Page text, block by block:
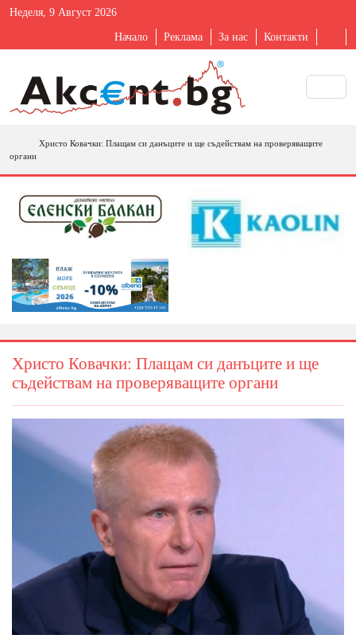
Неделя, 9 Август 2026
Начало Реклама За нас Контакти
Христо Ковачки: Плащам си данъците и ще съдействам на проверяващите
органи
Христо Ковачки: Плащам си данъците и ще
съдействам на проверяващите органи